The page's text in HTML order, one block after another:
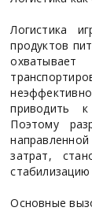
Логистика
продуктов
приводить
Поэтому
затрат,
Основные